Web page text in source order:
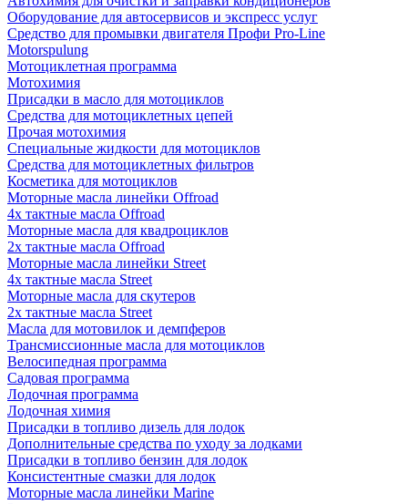
Оборудование для автосервисов и экспресс услуг
Средство для промывки двигателя Профи Pro-Line
Motorspulung
Мотоциклетная программа
Мотохимия
Присадки в масло для мотоциклов
Средства для мотоциклетных цепей
Прочая мотохимия
Специальные жидкости для мотоциклов
Средства для мотоциклетных фильтров
Косметика для мотоциклов
Моторные масла линейки Offroad
4х тактные масла Offroad
Моторные масла для квадроциклов
2х тактные масла Offroad
Моторные масла линейки Street
4х тактные масла Street
Моторные масла для скутеров
2х тактные масла Street
Масла для мотовилок и демпферов
Трансмиссионные масла для мотоциклов
Велосипедная программа
Садовая программа
Лодочная программа
Лодочная химия
Присадки в топливо дизель для лодок
Дополнительные средства по уходу за лодками
Присадки в топливо бензин для лодок
Консистентные смазки для лодок
Моторные масла линейки Marine